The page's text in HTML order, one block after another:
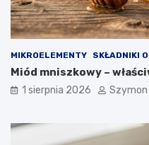
MIKROELEMENTY SKŁADNIKI
Miód mniszkowy –
1 sierpnia 2026